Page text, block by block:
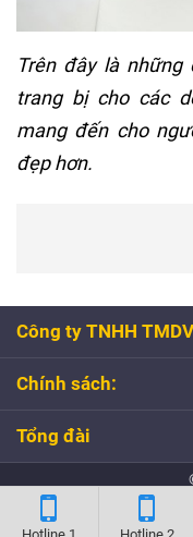
Trên đây là
trang bị cho các
mang đến cho
đẹp hơn.
Công ty TNHH
Chính sách:
Tổng đài